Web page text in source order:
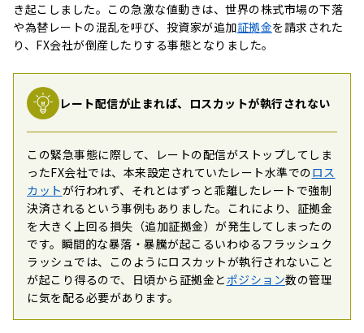
き起こしました。この急激な値動きは、世界の株式市場の下落
や為替レートの混乱を呼び、投資家が追加証拠金を請求された
り、FX会社が倒産したりする事態となりました。
レート配信が止まれば、ロスカットが執行されない
この緊急事態に際して、レートの配信がストップしてしま
ったFX会社では、本来設定されていたレート水準でのロス
カットが行われず、それとはずっと乖離したレートで強制
決済されるという事例もありました。これにより、証拠金
を大きく上回る損失（追加証拠金）が発生してしまったの
です。瞬間的な暴落・暴騰が起こるいわゆるフラッシュク
ラッシュでは、このようにロスカットが執行されないこと
が起こり得るので、日頃から証拠金とポジション数の管理
に気を配る必要があります。